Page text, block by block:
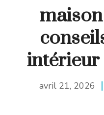
intérieur
avril 21, 2026